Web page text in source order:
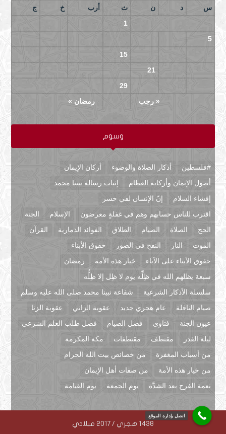
س
د ن ث أرب خ ج
« رجب رمضان »
1
5
15
21
29
وسوم
#فلسطين أذكار الصلاة والوضوء
أركان الإيمان
أصول الإيمان وأركانه العظام
إثبات رسالة نبينا محمد
إفشاء السلام
إنّ الإنسان لفي خسر
اقترب للناس حسابهم وهم في غفلةٍ معرضون
الإسلام
الجنة
الحج
الصلاة الصيام الطلاق الفوائد الذمارية
القرآن
الموت
النار النفخ في الصور
حقوق الأبناء
حقوق الأبناء على الآباء
خيار هذه الأمة
رمضان
سبعة يظلهم الله في ظِلِّه يوم لا ظِل إلا ظِلُّه
سلسلة الأذكار الشرعية
شفاعة نبينا محمد صلى الله عليه وسلم
صيام النافلة
عام هجري جديد عقوبة الزاني
عقوبة الزنا
عيون الجنة
فتاوى فضل الصيام
فضل طلب العلم الشرعي
ليلة القدر
مقتطف مقتطفات
مكة المكرمة
من أسباب المغفرة
من خصائص بيت الله الحرام
من خيار هذه الأمة
من صفات أهل الإيمان
نعمة الفرج بعد الشدَّة
يوم الجمعة يوم القيامة
1438 هجري / 2017 ميلادي
اتصل بإدارة الموقع